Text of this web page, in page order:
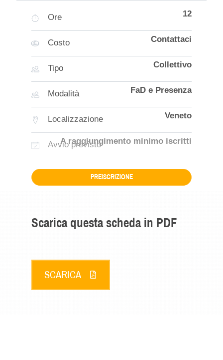
12
Ore
Contattaci
Costo
Collettivo
Tipo
FaD e Presenza
Modalità
Veneto
Localizzazione
A raggiungimento minimo iscritti
Avvio previsto
PREISCRIZIONE
Scarica questa scheda in PDF
SCARICA